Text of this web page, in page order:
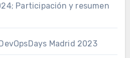
Participación y resumen
Madrid 2023